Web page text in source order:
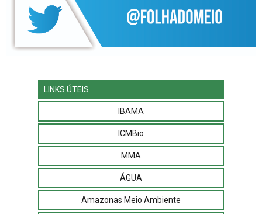
LINKS ÚTEIS
IBAMA
ICMBio
MMA
ÁGUA
Amazonas Meio Ambiente